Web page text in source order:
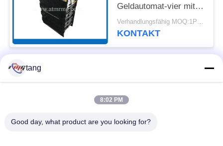
Geldautomat-vier mit
Kassetten
Verhandlungsfähig MOQ:1PCS
KONTAKT
Beliebte Kategorien
tang
8:02 PM
Good day, what product are you looking for?